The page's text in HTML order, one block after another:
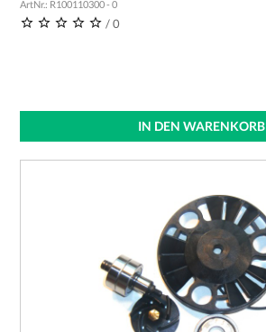
ArtNr.: R100110300 - 0
/ 0
IN DEN WARENKORB